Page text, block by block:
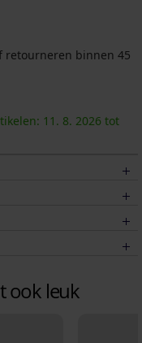
retourneren binnen 45
11. 8. 2026 tot
ook leuk